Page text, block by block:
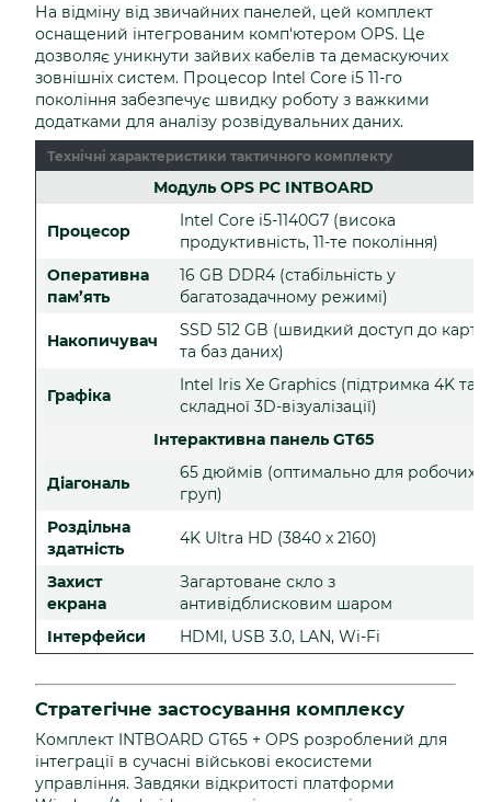
На відміну від звичайних панелей, цей комплект
оснащений інтегрованим комп'ютером OPS. Це
дозволяє уникнути зайвих кабелів та демаскуючих
зовнішніх систем. Процесор Intel Core i5 11-го
покоління забезпечує швидку роботу з важкими
додатками для аналізу розвідувальних даних.
Технічні характеристики тактичного комплекту
Модуль OPS PC INTBOARD
Процесор
Intel Core i5-1140G7 (висока
продуктивність, 11-те покоління)
Оперативна
пам’ять
16 GB DDR4 (стабільність у
багатозадачному режимі)
Накопичувач
SSD 512 GB (швидкий доступ до карт
та баз даних)
Графіка
Intel Iris Xe Graphics (підтримка 4K та
складної 3D-візуалізації)
Інтерактивна панель GT65
Діагональ
65 дюймів (оптимально для робочих
груп)
Роздільна
здатність
4K Ultra HD (3840 x 2160)
Захист
екрана
Загартоване скло з
антивідблисковим шаром
Інтерфейси
HDMI, USB 3.0, LAN, Wi-Fi
Стратегічне застосування комплексу
Комплект INTBOARD GT65 + OPS розроблений для
інтеграції в сучасні військові екосистеми
управління. Завдяки відкритості платформи